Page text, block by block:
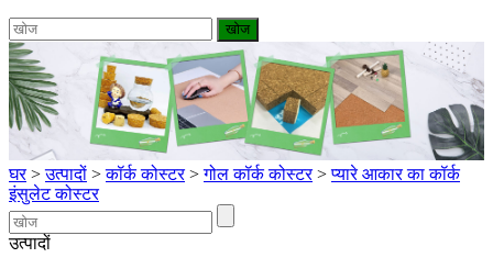
घर > उत्पादों >कॉर्क कोस्टर>गोल कॉर्क कोस्टर > प्यारे आकार का कॉर्क
इंसुलेट कोस्टर
उत्पादों